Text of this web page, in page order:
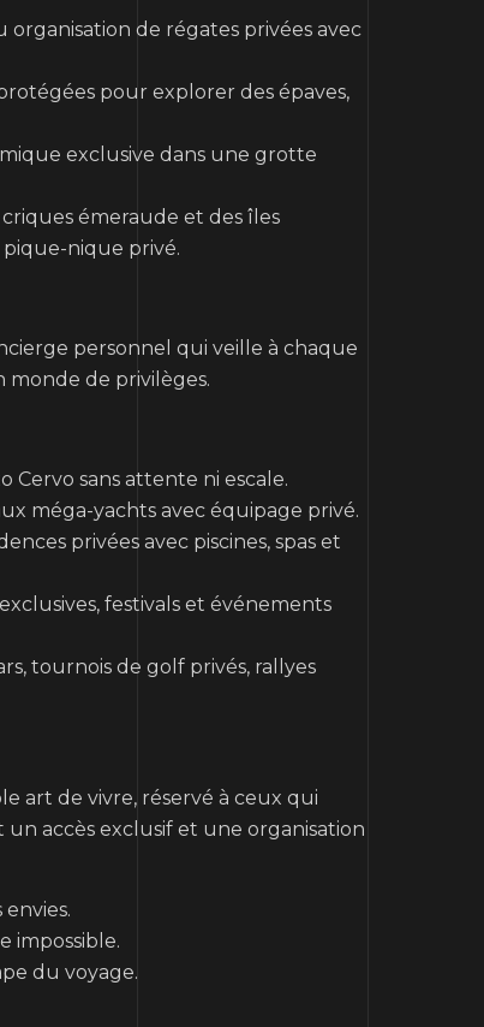
organisation de régates privées avec
pour explorer des épaves,
exclusive dans une grotte
émeraude et des îles
nique privé.
personnel qui veille à chaque
monde de privilèges.
Cervo sans attente ni escale.
méga-yachts avec équipage privé.
privées avec piscines, spas et
festivals et événements
tournois de golf privés, rallyes
art de vivre, réservé à ceux qui
accès exclusif et une organisation
impossible.
du voyage.